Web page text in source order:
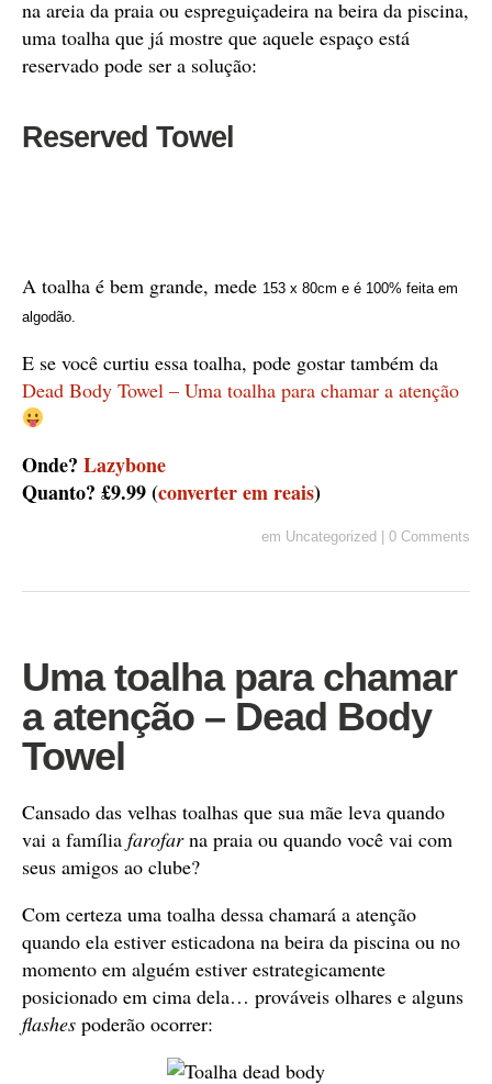
na areia da praia ou espreguiçadeira na beira da piscina,
uma toalha que já mostre que aquele espaço está
reservado pode ser a solução:
Reserved Towel
A toalha é bem grande, mede 153 x 80cm e é 100% feita em
algodão.
E se você curtiu essa toalha, pode gostar também da
Dead Body Towel – Uma toalha para chamar a atenção
Onde? Lazybone
Quanto? £9.99 (converter em reais)
em Uncategorized 0 Comments
Uma toalha para chamar
a atenção – Dead Body
Towel
Cansado das velhas toalhas que sua mãe leva quando
vai a família farofarna praia ou quando você vai com
seus amigos ao clube?
Com certeza uma toalha dessa chamará a atenção
quando ela estiver esticadona na beira da piscina ou no
momento em alguém estiver estrategicamente
posicionado em cima dela… prováveis olhares e alguns
flashes poderão ocorrer: